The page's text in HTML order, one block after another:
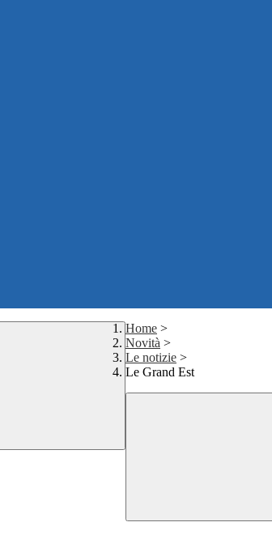
Home >
Novità >
Le notizie >
Le Grand Est